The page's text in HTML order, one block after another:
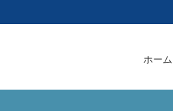
ホーム